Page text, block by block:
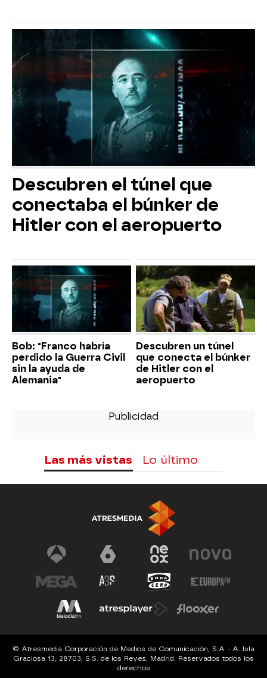
Descubren el túnel que
conectaba el búnker de
Hitler con el aeropuerto
Bob: "Franco habría
perdido la Guerra Civil
sin la ayuda de
Alemania"
Descubren un túnel
que conecta el búnker
de Hitler con el
aeropuerto
Las más vistas Lo último
© Atresmedia Corporación de Medios de Comunicación, S.A - A. Isla
Graciosa 13, 28703, S.S. de los Reyes, Madrid. Reservados todos los
derechos